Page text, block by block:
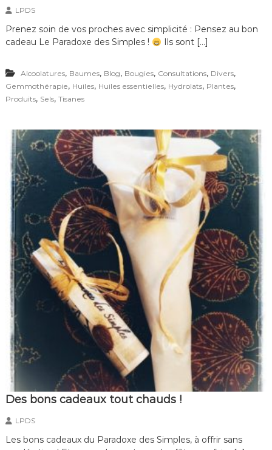
LPDS
Prenez soin de vos proches avec simplicité : Pensez au bon
cadeau Le Paradoxe des Simples !
Ils sont […]
Alcoolatures, Baumes, Blog, Bougies, Consultations, Divers,
Gemmothérapie, Huiles, Huiles essentielles, Hydrolats, Plantes,
Produits, Sels, Tisanes
Des bons cadeaux tout chauds !
LPDS
Les bons cadeaux du Paradoxe des Simples, à offrir sans